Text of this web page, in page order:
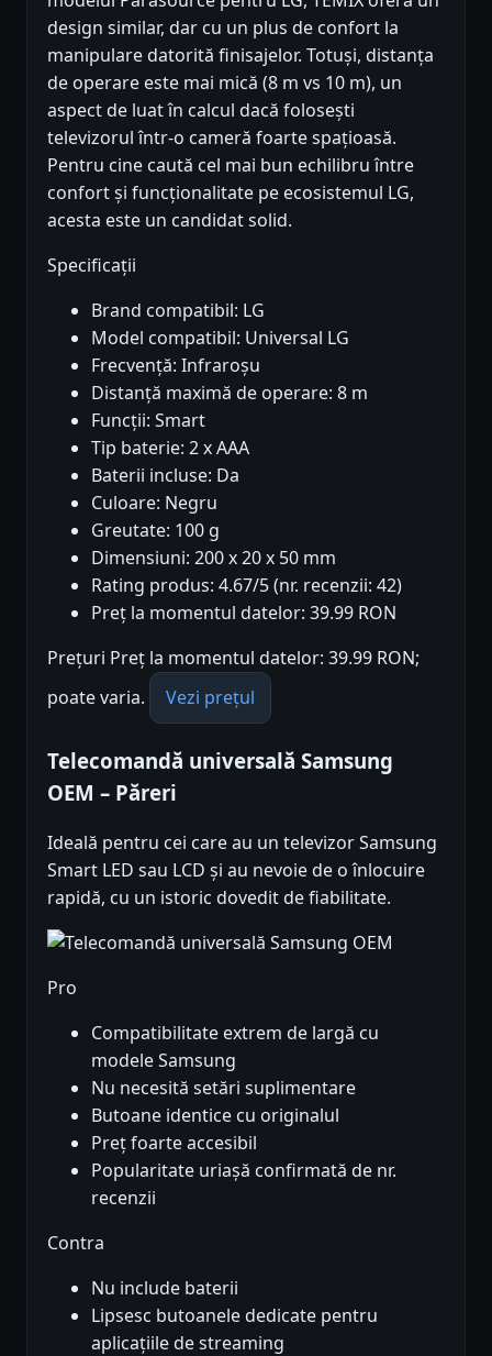
design similar, dar cu un plus de confort la
manipulare datorită finisajelor. Totuși, distanța
de operare este mai mică (8 m vs 10 m), un
aspect de luat în calcul dacă folosești
televizorul într-o cameră foarte spațioasă.
Pentru cine caută cel mai bun echilibru între
confort și funcționalitate pe ecosistemul LG,
acesta este un candidat solid.
Specificații
Brand compatibil: LG
Model compatibil: Universal LG
Frecvență: Infraroșu
Distanță maximă de operare: 8 m
Funcții: Smart
Tip baterie: 2 x AAA
Baterii incluse: Da
Culoare: Negru
Greutate: 100 g
Dimensiuni: 200 x 20 x 50 mm
Rating produs: 4.67/5 (nr. recenzii: 42)
Preț la momentul datelor: 39.99 RON
Prețuri Preț la momentul datelor: 39.99 RON;
poate varia.
Vezi prețul
Telecomandă universală Samsung
OEM – Păreri
Ideală pentru cei care au un televizor Samsung
Smart LED sau LCD și au nevoie de o înlocuire
rapidă, cu un istoric dovedit de fiabilitate.
Pro
Compatibilitate extrem de largă cu
modele Samsung
Nu necesită setări suplimentare
Butoane identice cu originalul
Preț foarte accesibil
Popularitate uriașă confirmată de nr.
recenzii
Contra
Nu include baterii
Lipsesc butoanele dedicate pentru
aplicațiile de streaming